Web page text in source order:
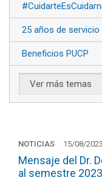
25 años de servicio
Beneficios PUCP
NOTICIAS 15/08/2023
Mensaje del Dr.
al semestre